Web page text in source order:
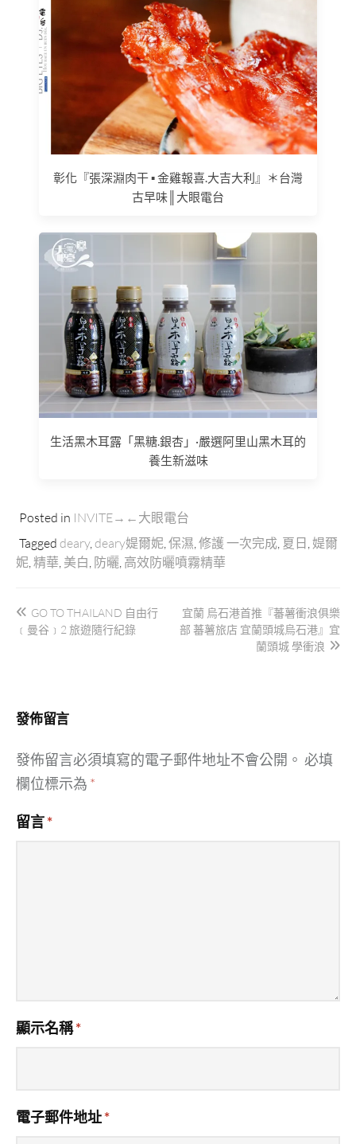
彰化『張深淵肉干 ▪ 金雞報喜.大吉大利』＊台灣
古早味║大眼電台
生活黑木耳露「黑糖.銀杏」·嚴選阿里山黑木耳的
養生新滋味
Posted in INVITE→←大眼電台
Tagged deary, deary媞爾妮 保濕 修護 一次完成 夏日 媞爾
妮 精華 美白 防曬 高效防曬噴霧精華
文
章GO TO THAILAND 自由行
﹝曼谷﹞2 旅遊隨行紀錄
宜蘭 烏石港首推『蕃薯衝浪俱樂
部 蕃薯旅店 宜蘭頭城烏石港』宜
蘭頭城 學衝浪
發佈留言
發佈留言必須填寫的電子郵件地址不會公開。 必填
欄位標示為 *
留言*
顯示名稱*
電子郵件地址*